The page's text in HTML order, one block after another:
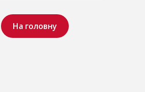
На головну